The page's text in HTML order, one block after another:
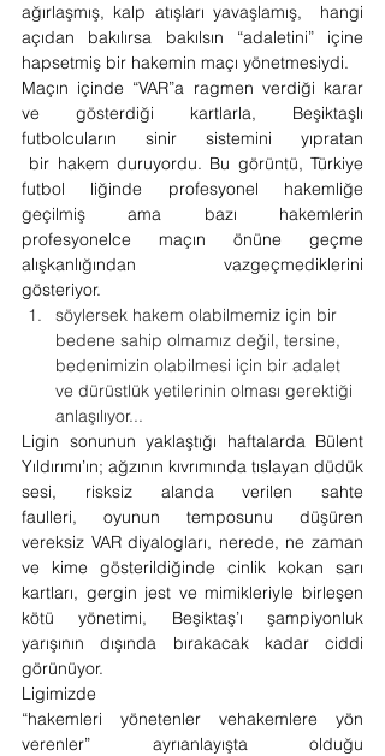
ağırlaşmış, kalp atışları yavaşlamış,  hangi
açıdan bakılırsa bakılsın “adaletini” içine
hapsetmiş bir hakemin maçı yönetmesiydi.
Maçın içinde “VAR”a ragmen verdiği karar
ve gösterdiği kartlarla, Beşiktaşlı
futbolcuların sinir sistemini yıpratan
bir hakem duruyordu. Bu görüntü, Türkiye
futbol liğinde profesyonel hakemliğe
geçilmiş ama bazı hakemlerin
profesyonelce maçın önüne geçme
alışkanlığından vazgeçmediklerini
gösteriyor.
söylersek hakem olabilmemiz için bir
bedene sahip olmamız değil, tersine,
bedenimizin olabilmesi için bir adalet
ve dürüstlük yetilerinin olması gerektiği
anlaşılıyor...
Ligin sonunun yaklaştığı haftalarda Bülent
Yıldırımı’ın; ağzının kıvrımında tıslayan düdük
sesi, risksiz alanda verilen sahte
faulleri, oyunun temposunu düşüren
vereksiz VAR diyalogları, nerede, ne zaman
ve kime gösterildiğinde cinlik kokan sarı
kartları, gergin jest ve mimikleriyle birleşen
kötü yönetimi, Beşiktaş’ı şampiyonluk
yarışının dışında bırakacak kadar ciddi
görünüyor.
Ligimizde
“hakemleri yönetenler vehakemlere yön
verenler” ayrıanlayışta olduğu